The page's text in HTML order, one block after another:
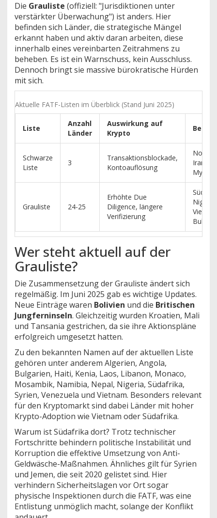
Die Grauliste (offiziell: "Jurisdiktionen unter
verstärkter Überwachung") ist anders. Hier
befinden sich Länder, die strategische Mängel
erkannt haben und aktiv daran arbeiten, diese
innerhalb eines vereinbarten Zeitrahmens zu
beheben. Es ist ein Warnschuss, kein Ausschluss.
Dennoch bringt sie massive bürokratische Hürden
mit sich.
Aktuelle FATF-Listen im Überblick (Stand Juni 2025)
Liste
Anzahl
Länder
Auswirkung auf
Krypto
Schwarze
Liste
3
Transaktionsblockade,
Kontoauflösung
Iran,
Grauliste 24-25
Erhöhte Due
Diligence, längere
Verifizierung
Nigeria,
Wer steht aktuell auf der
Grauliste?
Die Zusammensetzung der Grauliste ändert sich
regelmäßig. Im Juni 2025 gab es wichtige Updates.
Neue Einträge waren Bolivien und die Britischen
Jungferninseln. Gleichzeitig wurden Kroatien, Mali
und Tansania gestrichen, da sie ihre Aktionspläne
erfolgreich umgesetzt hatten.
Zu den bekannten Namen auf der aktuellen Liste
gehören unter anderem Algerien, Angola,
Bulgarien, Haiti, Kenia, Laos, Libanon, Monaco,
Mosambik, Namibia, Nepal, Nigeria, Südafrika,
Syrien, Venezuela und Vietnam. Besonders relevant
für den Kryptomarkt sind dabei Länder mit hoher
Krypto-Adoption wie Vietnam oder Südafrika.
Warum ist Südafrika dort? Trotz technischer
Fortschritte behindern politische Instabilität und
Korruption die effektive Umsetzung von Anti-
Geldwäsche-Maßnahmen. Ähnliches gilt für Syrien
und Jemen, die seit 2020 gelistet sind. Hier
verhindern Sicherheitslagen vor Ort sogar
physische Inspektionen durch die FATF, was eine
Entlistung unmöglich macht, solange der Konflikt